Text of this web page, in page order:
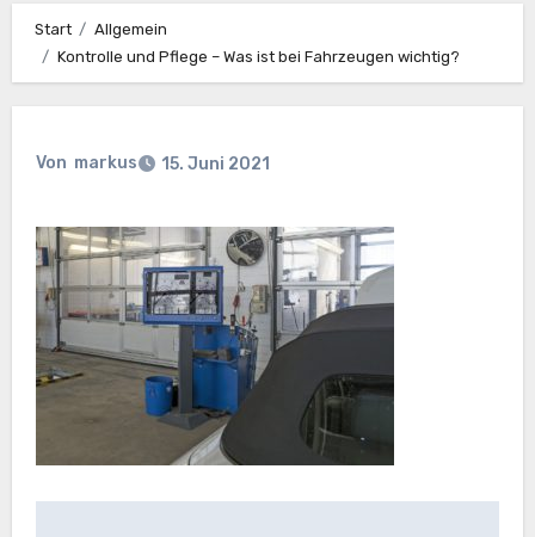
Start
Allgemein
Kontrolle und Pflege – Was ist bei Fahrzeugen wichtig?
Von markus 15. Juni 2021